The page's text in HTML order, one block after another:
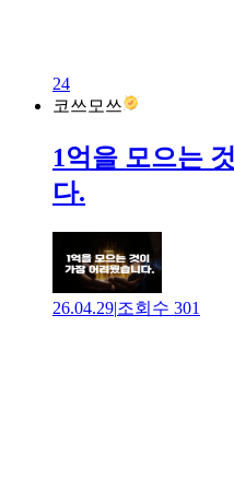
24
코쓰모쓰
1억을 모으는
다.
26.04.29|조회수 301